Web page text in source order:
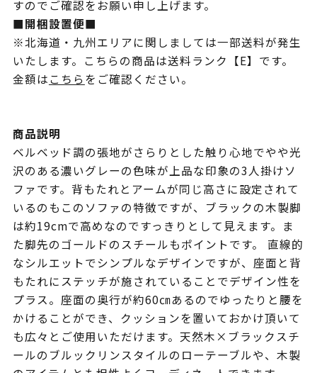
すのでご確認をお願い申し上げます。
■開梱設置便■
※北海道・九州エリアに関しましては一部送料が発生
いたします。こちらの商品は送料ランク【E】です。
金額はこちらをご確認ください。
商品説明
ベルベッド調の張地がさらりとした触り心地でやや光
沢のある濃いグレーの色味が上品な印象の3人掛けソ
ファです。背もたれとアームが同じ高さに設定されて
いるのもこのソファの特徴ですが、ブラックの木製脚
は約19cmで高めなのですっきりとして見えます。ま
た脚先のゴールドのスチールもポイントです。 直線的
なシルエットでシンプルなデザインですが、座面と背
もたれにステッチが施されていることでデザイン性を
プラス。座面の奥行が約60㎝あるのでゆったりと腰を
かけることができ、クッションを置いておかけ頂いて
も広々とご使用いただけます。天然木×ブラックスチ
ールのブルックリンスタイルのローテーブルや、木製